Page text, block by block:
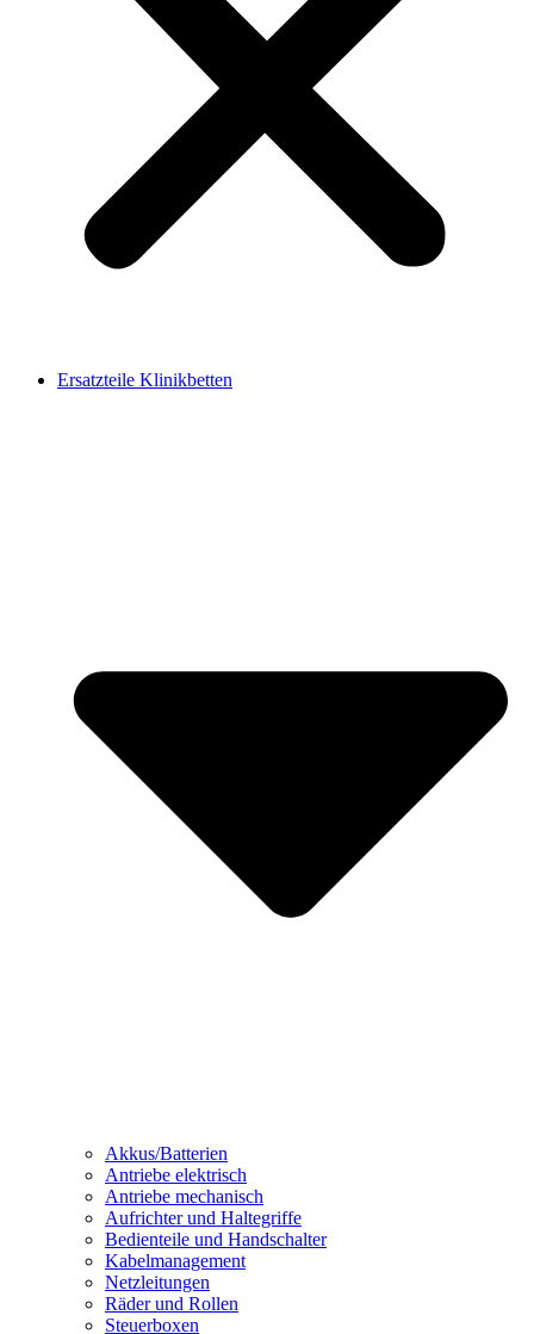
Ersatzteile Klinikbetten
Akkus/Batterien
Antriebe elektrisch
Antriebe mechanisch
Aufrichter und Haltegriffe
Bedienteile und Handschalter
Kabelmanagement
Netzleitungen
Räder und Rollen
Steuerboxen